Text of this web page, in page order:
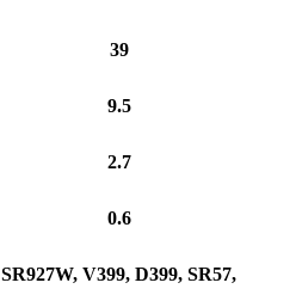
39
9.5
2.7
0.6
SR927W, V399, D399, SR57,